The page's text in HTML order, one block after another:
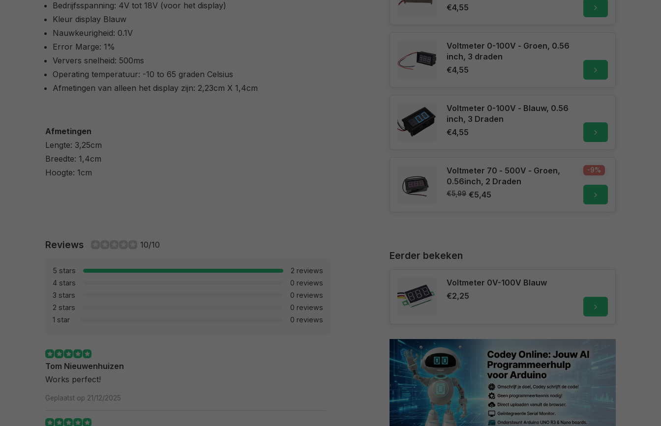
Bedrijfsspanning: 4V tot 18V (voor het display)
Kleur display Blauw
Nauwkeurigheid: 0.1V
Error Marge: 1%
Ververs snelheid: 500ms
Operating temperatuur: -10 to 65 graden Celsius
Afmetingen van alleen het display zijn: 2,23cm X 1,4cm
Afmetingen
Lengte: 3,25cm
Breedte: 1,4cm
Hoogte: 1cm
Reviews 10/10
5 stars
2 reviews
4 stars
0 reviews
3 stars
0 reviews
2 stars
0 reviews
1 star
0 reviews
Tom Nieuwenhuizen
Works perfect!
Geplaatst op 21/12/2025
€4,55
Voltmeter 0-100V - Groen, 0.56
inch, 3 draden
€4,55
Voltmeter 0-100V - Blauw, 0.56
inch, 3 Draden
€4,55
Voltmeter 70 - 500V - Groen,
0.56inch, 2 Draden
€5,99 €5,45
-9%
Eerder bekeken
Voltmeter 0V-100V Blauw
€2,25